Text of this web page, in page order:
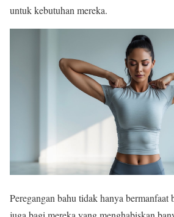
untuk kebutuhan mereka.
Peregangan bahu tidak hanya bermanfaat